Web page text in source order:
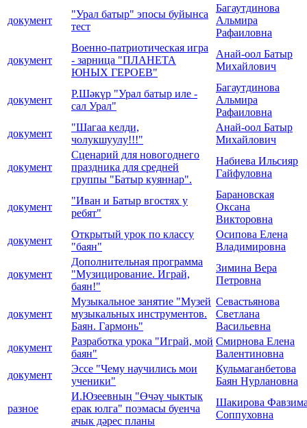
документ
"Урал батыр" эпосы буйынса
тест
Багаутдинова
Альмира
Рафаиловна
документ
Военно-патриотическая игра
- зарница "ПЛАНЕТА
ЮНЫХ ГЕРОЕВ"
Анай-оол Батыр
Михайлович
документ
Р.Шәкүр "Урал батыр иле -
сал Урал"
Багаутдинова
Альмира
Рафаиловна
документ
"Шагаа келди,
чолукшуулу!!!"
Анай-оол Батыр
Михайлович
документ
Сценарий для новогоднего
праздника для средней
группы "Батыр куяннар".
Набиева Ильсияр
Гайфуловна
документ
"Иван и Батыр вгостях у
ребят"
Барановская
Оксана
Викторовна
документ
Открытый урок по классу
"баян"
Осипова Елена
Владимировна
документ
Дополнительная программа
"Музицирование. Играй,
баян!"
Зимина Вера
Петровна
документ
Музыкальное занятие "Музей
музыкальных инструментов.
Баян. Гармонь"
Севастьянова
Светлана
Васильевна
документ
Разработка урока "Играй, мой
баян"
Смирнова Елена
Валентиновна
документ
Эссе "Чему научились мои
ученики"
Кульмаганбетова
Баян Нурлановна
разное
И.Юзеевның "Өчәү чыктык
ерак юлга" поэмасы буенча
ачык дәрес планы
Шакирова
Соппуховна